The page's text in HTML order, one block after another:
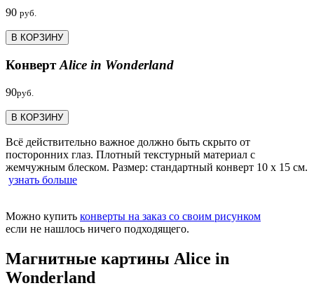
90 руб.
В КОРЗИНУ
КонвертAlice in Wonderland
90руб.
В КОРЗИНУ
Всё действительно важное должно быть скрыто от
посторонних глаз. Плотный текстурный материал с
жемчужным блеском. Размер: стандартный конверт 10 х 15 см.
узнать больше
Можно купить конверты на заказ со своим рисунком
если не нашлось ничего подходящего.
Магнитные картины Alice in
Wonderland